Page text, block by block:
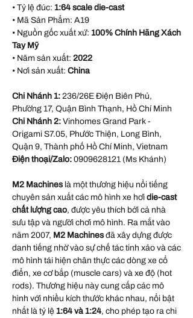
• Tỷ lệ đúc: 1:64 scale die-cast
• Mã Sản Phẩm: A19
• Nguồn gốc xuất xứ: 100% Chính Hãng Xách
Tay Mỹ
• Năm sản xuất: 2022
• Nơi sản xuất: China
Chi Nhánh 1: 236/26E Điện Biên Phủ,
Phường 17, Quận Bình Thạnh, Hồ Chí Minh
Chi Nhánh 2: Vinhomes Grand Park -
Origami S7.05, Phước Thiện, Long Bình,
Quận 9, Thành phố Hồ Chí Minh, Vietnam
Điện thoại/Zalo: 0909628121 (Ms Khánh)
M2 Machineslà một thương hiệu nổi tiếng
chuyên sản xuất các mô hình xe hơi die-cast
chất lượng cao, được yêu thích bởi cả nhà
sưu tập và người chơi mô hình. Ra mắt vào
năm 2007, M2 Machinesđã xây dựng được
danh tiếng nhờ vào sự chế tác tinh xảo và các
mô hình tái hiện chân thực các dòng xe cổ
điển, xe cơ bắp (muscle cars) và xe độ (hot
rods). Thương hiệu này cung cấp các mô
hình với nhiều kích thước khác nhau, nổi bật
nhất là tỷ lệ 1:64 và 1:24, cho phép tạo ra chi